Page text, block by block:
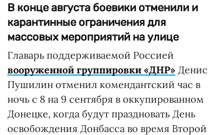
В конце августа боевики отменили и
карантинные ограничения для
массовых мероприятий на улице
Главарь поддерживаемой Россией
вооруженной группировки «ДНР» Денис
Пушилин отменил комендантский час в
ночь с 8 на 9 сентября в оккупированном
Донецке, когда будут праздновать День
освобождения Донбасса во время Второй